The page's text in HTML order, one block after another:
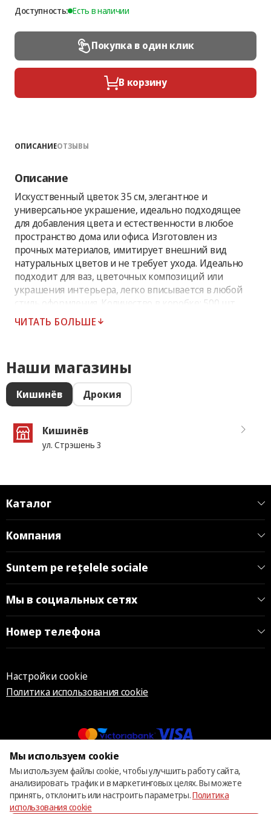
Доступность: Есть в наличии
Покупка в один клик
В корзину
ОПИСАНИЕОТЗЫВЫ
Описание
Искусственный цветок 35 см, элегантное и
универсальное украшение, идеально подходящее
для добавления цвета и естественности в любое
пространство дома или офиса. Изготовлен из
прочных материалов, имитирует внешний вид
натуральных цветов и не требует ухода. Идеально
подходит для ваз, цветочных композиций или
украшения интерьера, легко вписывается в любой
стиль оформления. Количество в коробке: 500 шт.
ЧИТАТЬ БОЛЬШЕ
Наши магазины
Кишинёв Дрокия
Кишинёв
ул. Стрэшень 3
Каталог
Компания
Suntem pe rețelele sociale
Мы в социальных сетях
Номер телефона
Настройки cookie
Политика использования cookie
© 2013 – 2026 ECOM
Мы используем cookie
Мы используем файлы cookie, чтобы улучшить работу сайта,
анализировать трафик и в маркетинговых целях. Вы можете
принять, отклонить или настроить параметры.Политика
использования cookie